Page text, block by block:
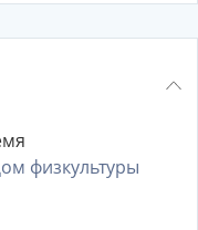
физкультуры